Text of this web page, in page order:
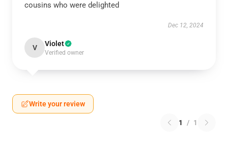
cousins who were delighted
Dec 12, 2024
V Violet
Verified owner
Write your review
1 / 1